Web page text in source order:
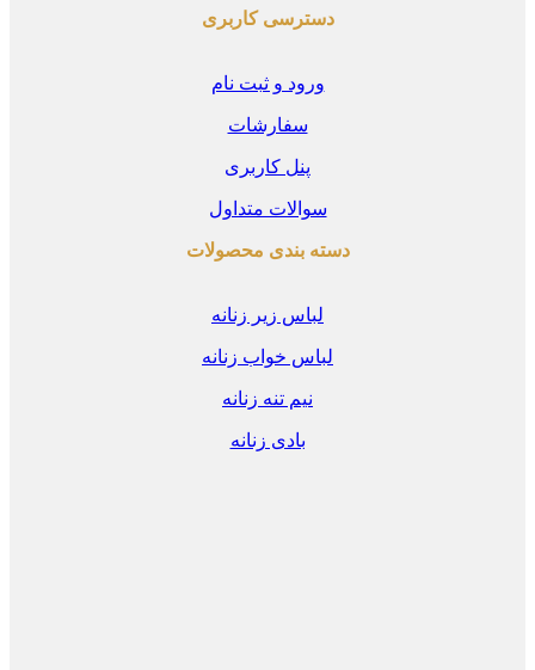
دسترسی کاربری
ورود و ثبت نام
سفارشات
پنل کاربری
سوالات متداول
دسته بندی محصولات
لباس زیر زنانه
لباس خواب زنانه
نیم تنه زنانه
بادی زنانه